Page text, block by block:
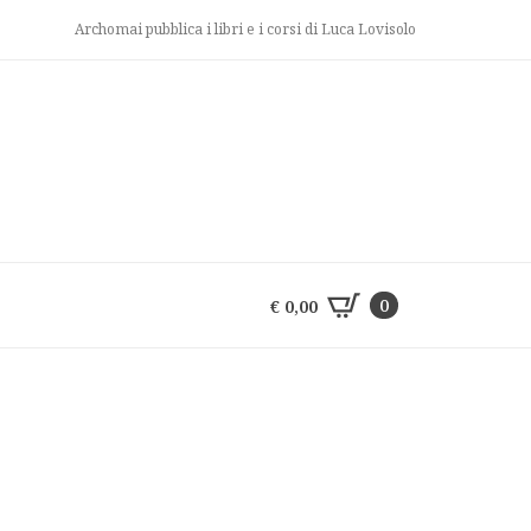
Archomai pubblica i libri e i corsi di Luca Lovisolo
€ 0,00 0